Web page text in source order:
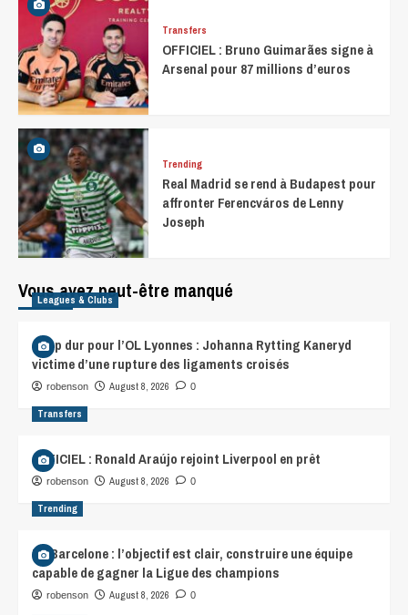
Transfers
OFFICIEL : Bruno Guimarães signe à
Arsenal pour 87 millions d’euros
Trending
Real Madrid se rend à Budapest pour
affronter Ferencváros de Lenny
Joseph
Vous avez peut-être manqué
Leagues & Clubs
Coup dur pour l’OL Lyonnes : Johanna Rytting Kaneryd
victime d’une rupture des ligaments croisés
robenson August 8, 2026 0
Transfers
OFFICIEL : Ronald Araújo rejoint Liverpool en prêt
robenson August 8, 2026 0
Trending
FC Barcelone : l’objectif est clair, construire une équipe
capable de gagner la Ligue des champions
robenson August 8, 2026 0